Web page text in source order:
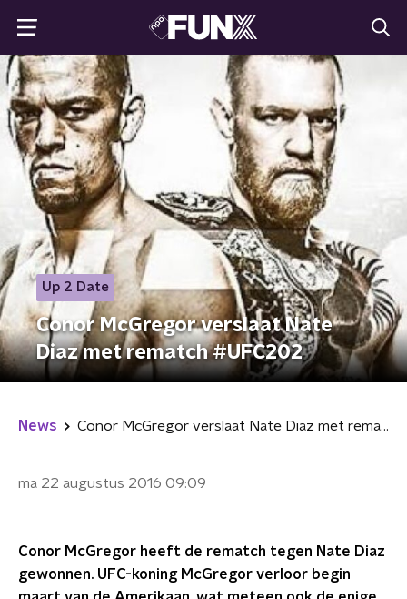
Up 2 Date
Conor McGregor verslaat Nate
Diaz met rematch #UFC202
News Conor McGregor verslaat Nate Diaz met rematch #UFC202
ma 22 augustus 2016 09:09
Conor McGregor heeft de rematch tegen Nate Diaz
gewonnen. UFC-koning McGregor verloor begin